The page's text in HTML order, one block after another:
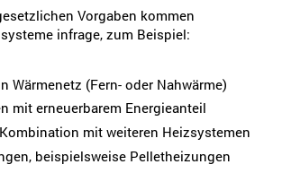
Vorgaben kommen
infrage, zum Beispiel:
Wärmenetz (Fern- oder Nahwärme)
mit erneuerbarem Energieanteil
mit weiteren Heizsystemen
beispielsweise Pelletheizungen